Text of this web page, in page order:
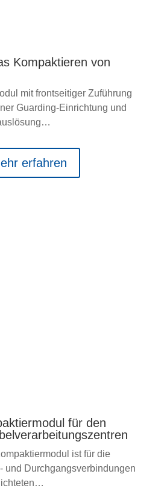
Kompaktieren von
mit frontseitiger Zuführung
Guarding-Einrichtung und
erfahren
für den
ist für die
und Durchgangsverbindungen